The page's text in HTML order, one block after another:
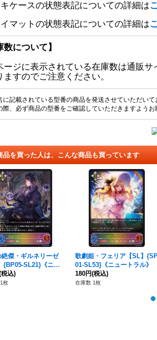
ケースの状態表記についての詳細は
マットの状態表記についての詳細は
数について】
ージに表示されている在庫数は通販
ますのでご注意ください。
記載されている型番の商品を発送させていただい
際、必ず商品の型番をご確認していただきますようお
品を買った人は、こんな商品も買っています
絶傑・ギルネリーゼ
{BP05-SL21}《ニュ
ル》
税込)
枚
歌劇姫・フェリア【SL】
01-SL53}《ニュートラル》
180円(税込)
在庫数 1枚